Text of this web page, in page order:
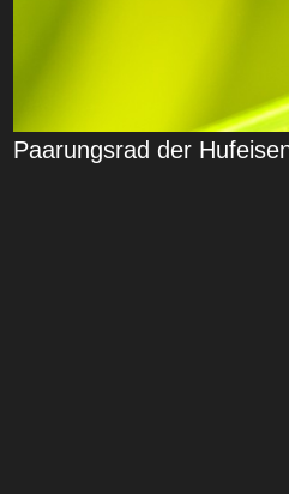
Paarungsrad der